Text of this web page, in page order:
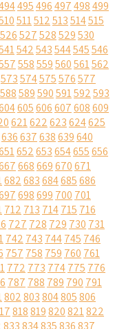
495496497498499
511512513514515
526527528529530
542543544545546
558559560561562
573574575576577
588589590591592593
605606607608609
621622623624625
636637638639640
652653654655656
668669670671
682683684685686
698699 700 701
712 713 714715 716
727 728 729 730 731
742 743 744745 746
757 758 759 760 761
772 773 774775 776
787 788 789 790 791
802803804805806
818819820821822